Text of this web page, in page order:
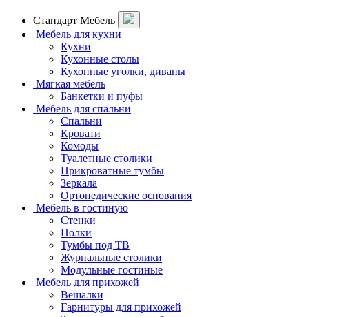
Стандарт Мебель
Мебель для кухни
Кухни
Кухонные столы
Кухонные уголки, диваны
Мягкая мебель
Банкетки и пуфы
Мебель для спальни
Спальни
Кровати
Комоды
Туалетные столики
Прикроватные тумбы
Зеркала
Ортопедические основания
Мебель в гостиную
Стенки
Полки
Тумбы под ТВ
Журнальные столики
Модульные гостиные
Мебель для прихожей
Вешалки
Гарнитуры для прихожей